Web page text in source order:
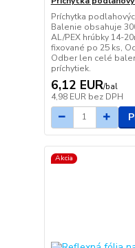
Príchytka
Balenie obsahuje
AL/PEX hrúbky 14-
fixované po 25 ks,
Odber len celé
príchytiek.
6,12 EUR/bal
4,98 EUR bez DPH
Akcia